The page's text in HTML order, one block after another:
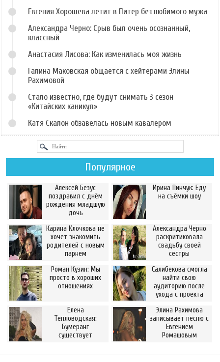
Евгения Хорошева летит в Питер без любимого мужа
Александра Черно: Срыв был очень осознанный,
классный
Анастасия Лисова: Как изменилась моя жизнь
Галина Маковская общается с хейтерами Элины
Рахимовой
Стало известно, где будут снимать 3 сезон
«Китайских каникул»
Катя Скалон обзавелась новым кавалером
Популярное
Алексей Безус
поздравил с днём
рождения младшую
дочь
Ирина Пинчук: Еду
на съёмки шоу
Карина Клочкова не
хочет знакомить
родителей с новым
парнем
Александра Черно
раскритиковала
свадьбу своей
сестры
Роман Кузин: Мы
просто в хороших
отношениях
Салибекова смогла
найти свою
аудиторию после
ухода с проекта
Елена
Тепловодская:
Бумеранг
существует
Элина Рахимова
записывает песню с
Евгением
Ромашовым